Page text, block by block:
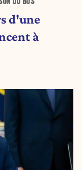
d'une
à